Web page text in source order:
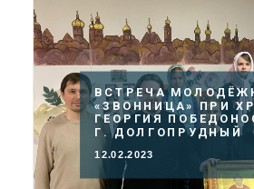
ВСТРЕЧА
«ЗВОННИЦА» ПРИ
ГЕОРГИЯ
Г. ДОЛГОПРУДНЫЙ
12.02.2023